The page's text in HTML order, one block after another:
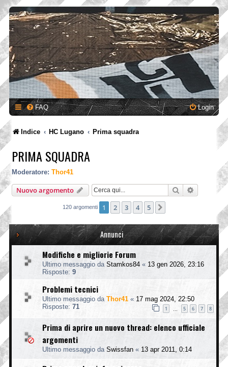
FAQ Login
Indice HC Lugano Prima squadra
PRIMA SQUADRA
Moderatore: Thor41
Nuovo argomento Cerca Ricerca
120 argomenti 1 2 3 4 5
Annunci
Modifiche e migliorie Forum
Ultimo messaggio da Stamkos84 « 13 gen 2026, 23:16
Risposte: 9
Problemi tecnici
Ultimo messaggio da Thor41 « 17 mag 2024, 22:50
Risposte: 71 1 5 6 7 8
Prima di aprire un nuovo thread: elenco ufficiale
argomenti
Ultimo messaggio da Swissfan « 13 apr 2011, 0:14